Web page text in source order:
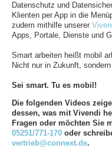
Datenschutz und
Klienten per App in die
zudem mithilfe unserer
Apps, Portale, Dienste und
Smart arbeiten heißt mobil
Nicht nur in Zukunft,
Sei smart. Tu es mobil!
Die folgenden Videos
dessen, was mit Vivendi
Fragen oder möchten Sie
05251/771-170 oder
vertrieb@connext.de.